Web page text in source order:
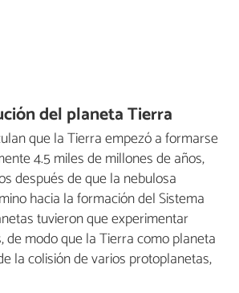
del planeta Tierra
que la Tierra empezó a formarse
4.5 miles de millones de años,
después de que la nebulosa
hacia la formación del Sistema
tuvieron que experimentar
de modo que la Tierra como planeta
la colisión de varios protoplanetas,